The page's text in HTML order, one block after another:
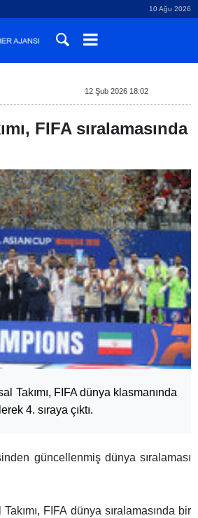
10 Ağu 2026
12 Şub 2026 18:02
FIFA sıralamasında
Takımı, FIFA dünya klasmanında
4. sıraya çıktı.
güncellenmiş dünya sıralaması
FIFA dünya sıralamasında bir